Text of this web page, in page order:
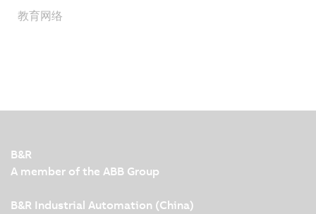
教育网络
B&R
A member of the ABB Group
B&R Industrial Automation (China)